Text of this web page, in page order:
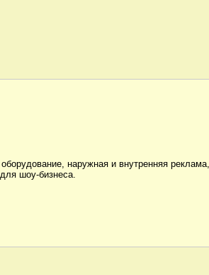
наружная и внутренняя реклама,
шоу-бизнеса.